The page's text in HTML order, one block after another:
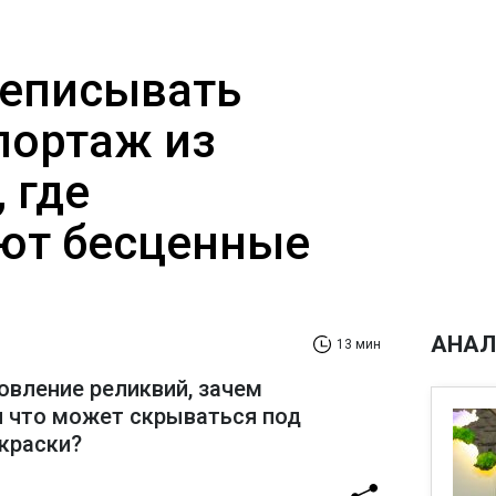
из
где
бесценные
13 мин
реликвий, зачем
что может скрываться под